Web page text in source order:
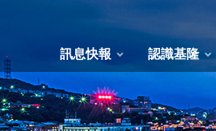
訊息快報 認識基隆